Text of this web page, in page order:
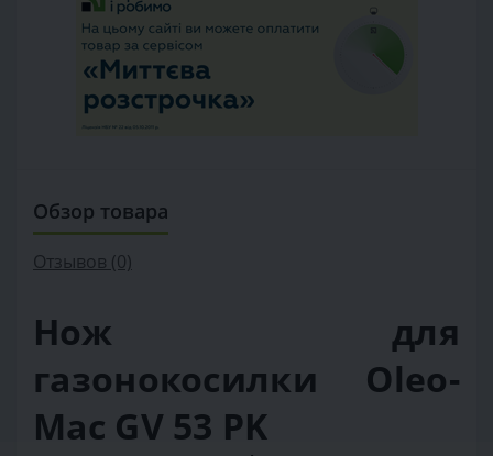
Обзор товара
Отзывов (0)
Нож для
газонокосилки Oleo-
Mac GV 53 PK